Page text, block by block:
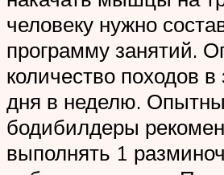
человеку нужно
программу занятий.
количество походов в
дня в неделю.
бодибилдеры
выполнять 1